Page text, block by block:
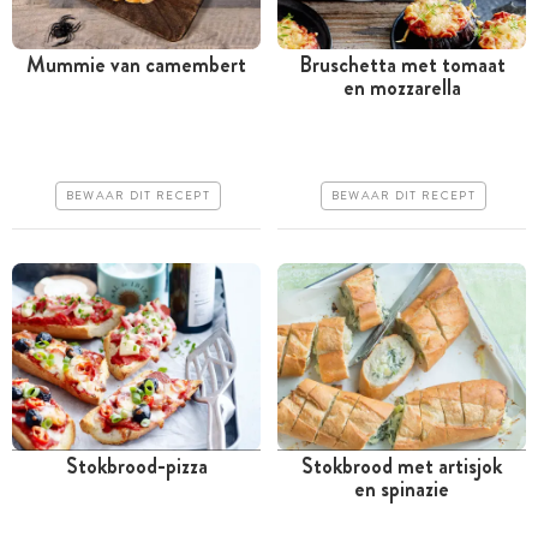
Mummie van camembert
BEWAAR DIT RECEPT
Minder dan 30 minuten
Erg makkelijk
Bruschetta met tomaat
en mozzarella
BEWAAR DIT RECEPT
Stokbrood-pizza
Tussen 30 minuten en 1
Stokbrood met artisjok
en spinazie